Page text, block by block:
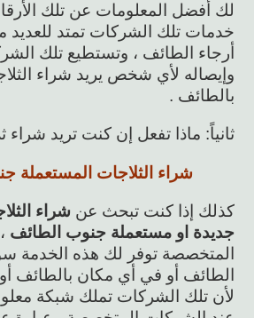
لك أفضل المعلومات عن تلك
خدمات تلك الشركات تمتد للعديد
أرجاء الطائف ، وتستطيع تلك
وإيصاله لأي شخص يريد شراء
بالطائف .
ثانياً: ماذا تفعل إن كنت تريد
شراء الثلاجات المستعملة
كذلك إذا كنت تبحث عن شراء
جديدة او مستعملة جنوب الطائف
المتخصصة توفر لك هذه الخدمة
الطائف أو في أي مكان بالطائف أو
لأن تلك الشركات تملك شبكة